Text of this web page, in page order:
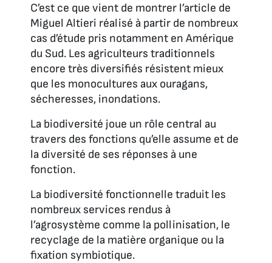
C’est ce que vient de montrer l’article de
Miguel Altieri réalisé à partir de nombreux
cas d’étude pris notamment en Amérique
du Sud. Les agriculteurs traditionnels
encore très diversifiés résistent mieux
que les monocultures aux ouragans,
sécheresses, inondations.
La biodiversité joue un rôle central au
travers des fonctions qu’elle assume et de
la diversité de ses réponses à une
fonction.
La biodiversité fonctionnelle traduit les
nombreux services rendus à
l’agrosystème comme la pollinisation, le
recyclage de la matière organique ou la
fixation symbiotique.